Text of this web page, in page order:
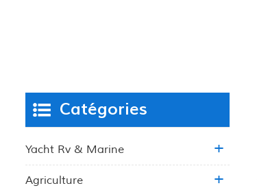
Catégories
Yacht Rv & Marine
Agriculture